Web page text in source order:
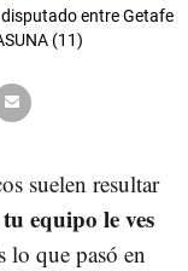
entre Getafe
(11)
suelen resultar
equipo le ves
lo que pasó en